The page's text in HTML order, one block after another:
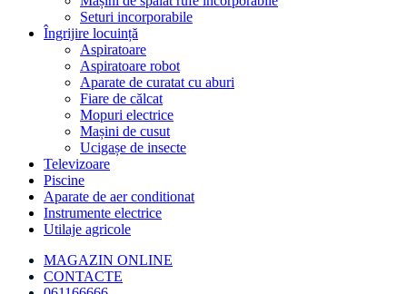
Seturi incorporabile
Îngrijire locuință
Aspiratoare
Aspiratoare robot
Aparate de curatat cu aburi
Fiare de călcat
Mopuri electrice
Mașini de cusut
Ucigașe de insecte
Televizoare
Piscine
Aparate de aer conditionat
Instrumente electrice
Utilaje agricole
MAGAZIN ONLINE
CONTACTE